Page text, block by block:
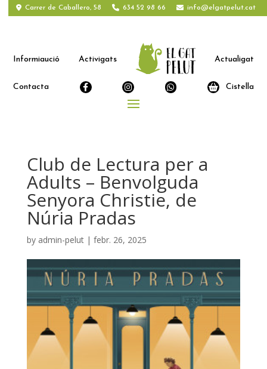
Carrer de Caballero, 58 634 52 98 66 info@elgatpelut.cat
Informiaució Activigats Actualigat
Contacta Cistella
Club de Lectura per a
Adults – Benvolguda
Senyora Christie, de
Núria Pradas
by admin-pelut| febr. 26, 2025